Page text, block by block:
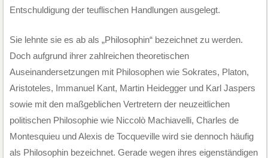
Entschuldigung der teuflischen Handlungen ausgelegt.
Sie lehnte sie es ab als „Philosophin“ bezeichnet zu werden.
Doch aufgrund ihrer zahlreichen theoretischen
Auseinandersetzungen mit Philosophen wie Sokrates, Platon,
Aristoteles, Immanuel Kant, Martin Heidegger und Karl Jaspers
sowie mit den maßgeblichen Vertretern der neuzeitlichen
politischen Philosophie wie Niccolò Machiavelli, Charles de
Montesquieu und Alexis de Tocqueville wird sie dennoch häufig
als Philosophin bezeichnet. Gerade wegen ihres eigenständigen